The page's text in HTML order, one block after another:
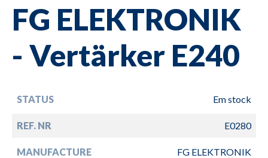
FG ELEKTRONIK
- Vertärker E240
STATUS Em stock
REF. NR E0280
MANUFACTURE FG ELEKTRONIK